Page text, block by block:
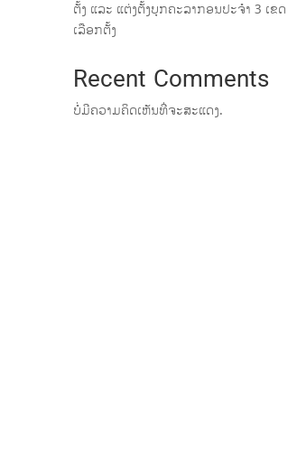
ຕັ້ງ ແລະ ແຕ່ງຕັ້ງບຸກຄະລາກອນປະຈໍາ 3 ເຂດ
ເລືອກຕັ້ງ
Recent Comments
ບໍ່ມີຄວາມຄິດເຫັນທີ່ຈະສະແດງ.